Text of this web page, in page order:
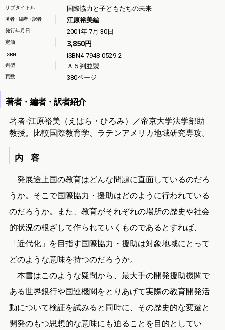
サブタイトル 国際協力と子どもたちの未来
著者・編者・訳者 江原裕美編
発行年月日 2001年 7月 30日
定価 3,850円
ISBN ISBN4-7948-0529-2
判型 Ａ５判並製
頁数 380ページ
著者・編者・訳者紹介
著者-江原裕美（えはら・ひろみ）／帝京大学法学部助
教授。比較国際教育学、ラテンアメリカ地域研究専攻。
内 容
発展途上国の教育はどんな問題に直面しているのだろ
うか。そこで国際協力・援助はどのように行われている
のだろうか。また、教育がそれぞれの場所の歴史や社会
的状況の根ざして作られていくものであるとすれば、
「近代化」を目指す国際協力・援助は対象地域にとって
どのような意味を持つのだろうか。
本書はこのような疑問から、最大手の開発援助機関で
ある世界銀行や国連機関をとりあげて実際の教育開発活
動について検証を試みると同時に、その歴史的な変遷と
開発のもつ思想的な意味にも迫ることを目的としてい